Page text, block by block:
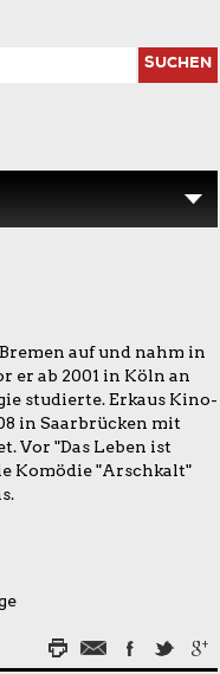
SUCHEN
auf und nahm in
er ab 2001 in Köln an
studierte. Erkaus Kino-
in Saarbrücken mit
Vor "Das Leben ist
Komödie "Arschkalt"